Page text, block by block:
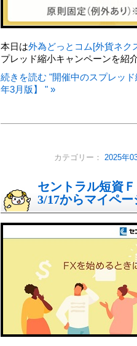
本日は外為どっとコム[外貨ネク
プレッド縮小キャンペーンを紹
続きを読む "開催中のスプレッ
年3月版】 " »
カテゴリー： 2025年
セントラル短資
3/17からマイペ